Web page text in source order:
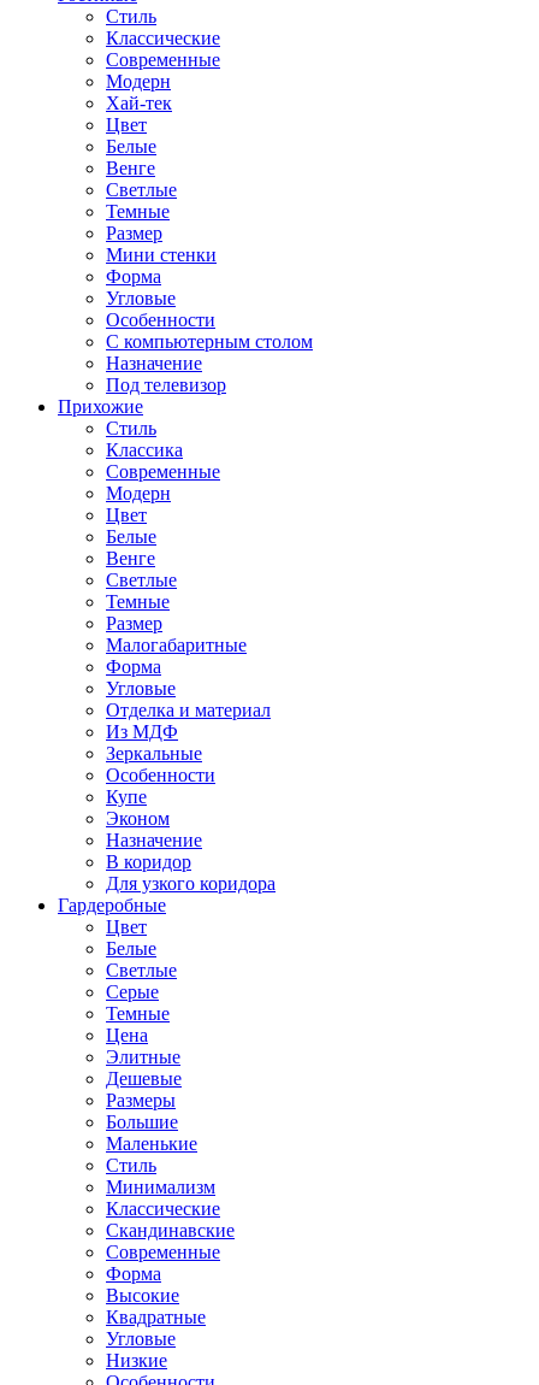
Стиль
Классические
Современные
Модерн
Хай-тек
Цвет
Белые
Венге
Светлые
Темные
Размер
Мини стенки
Форма
Угловые
Особенности
С компьютерным столом
Назначение
Под телевизор
Прихожие
Стиль
Классика
Современные
Модерн
Цвет
Белые
Венге
Светлые
Темные
Размер
Малогабаритные
Форма
Угловые
Отделка и материал
Из МДФ
Зеркальные
Особенности
Купе
Эконом
Назначение
В коридор
Для узкого коридора
Гардеробные
Цвет
Белые
Светлые
Серые
Темные
Цена
Элитные
Дешевые
Размеры
Большие
Маленькие
Стиль
Минимализм
Классические
Скандинавские
Современные
Форма
Высокие
Квадратные
Угловые
Низкие